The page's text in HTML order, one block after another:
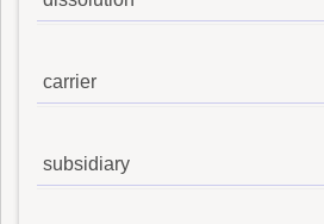
carrier
subsidiary